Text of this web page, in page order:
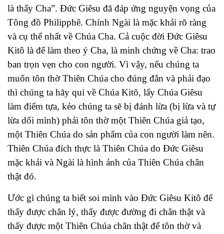
là thấy Cha”. Đức Giêsu đã đáp ứng nguyện vọng của
Tông đồ Philipphê. Chính Ngài là mặc khải rõ ràng
và cụ thể nhất về Chúa Cha. Cả cuộc đời Đức Giêsu
Kitô là để làm theo ý Cha, là minh chứng về Cha: trao
ban trọn vẹn cho con người. Vì vậy, nếu chúng ta
muốn tôn thờ Thiên Chúa cho đúng đắn và phải đạo
thì chúng ta hãy qui về Chúa Kitô, lấy Chúa Giêsu
làm điểm tựa, kẻo chúng ta sẽ bị đánh lừa (bị lừa và tự
lừa dối mình) phải tôn thờ một Thiên Chúa giả tạo,
một Thiên Chúa do sản phẩm của con người làm nên.
Thiên Chúa đích thực là Thiên Chúa do Đức Giêsu
mặc khải và Ngài là hình ảnh của Thiên Chúa chân
thật đó.
Ước gì chúng ta biết soi mình vào Đức Giêsu Kitô để
thấy được chân lý, thấy được đường đi chân thật và
thấy được một Thiên Chúa chân thật để tôn thờ và